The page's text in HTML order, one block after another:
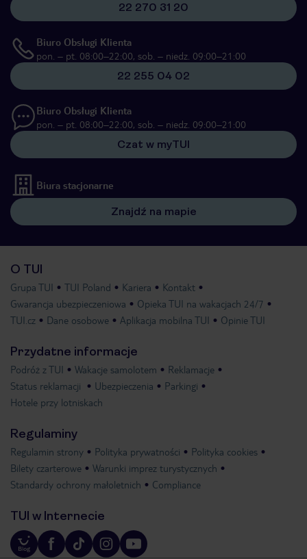
22 270 31 20
Biuro Obsługi Klienta
pon. – pt. 08:00–22:00, sob. – niedz. 09:00–21:00
22 255 04 02
Biuro Obsługi Klienta
pon. – pt. 08:00–22:00, sob. – niedz. 09:00–21:00
Czat w myTUI
Biura stacjonarne
Znajdź na mapie
O TUI
Grupa TUI TUI Poland Kariera
Kontakt
Gwarancja ubezpieczeniowa
Opieka TUI na wakacjach 24/7
TUI.cz
Dane osobowe Aplikacja mobilna TUI Opinie TUI
Przydatne informacje
Podróż z TUI Wakacje samolotem
Reklamacje
Status reklamacji
Ubezpieczenia
Parkingi
Hotele przy lotniskach
Regulaminy
Regulamin strony Polityka prywatności
Polityka cookies
Bilety czarterowe
Warunki imprez turystycznych
Standardy ochrony małoletnich
Compliance
TUI w Internecie